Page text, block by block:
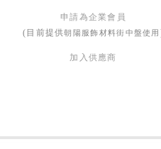
申請為企業會員
(目前提供朝陽服飾材料街中盤使用
加入供應商